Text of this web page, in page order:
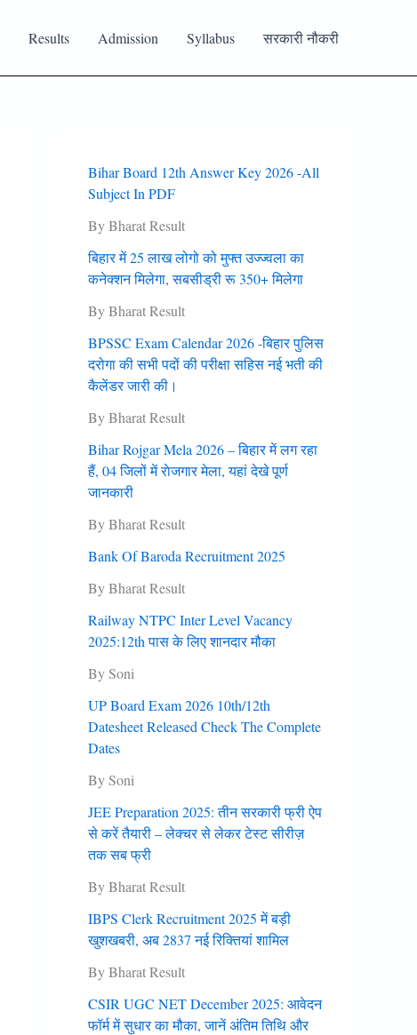
Results Admission Syllabus सरकारी नौकरी
Bihar Board 12th Answer Key 2026 -All
Subject In PDF
By Bharat Result
बिहार में 25 लाख लोगो को मुफ्त उज्‍ज्‍वला का
कनेक्‍शन मिलेगा, सबसीड्री रू 350+ मिलेगा
By Bharat Result
BPSSC Exam Calendar 2026 -बिहार पुलिस
दरोगा की सभी पदों की परीक्षा सहिस नई भती की
कैलेंडर जारी की।
By Bharat Result
Bihar Rojgar Mela 2026 – बिहार में लग रहा
हैं, 04 जिलों में राेजगार मेला, यहां देखे पूर्ण
जानकारी
By Bharat Result
Bank Of Baroda Recruitment 2025
By Bharat Result
Railway NTPC Inter Level Vacancy
2025:12th पास के लिए शानदार मौका
By Soni
UP Board Exam 2026 10th/12th
Datesheet Released Check The Complete
Dates
By Soni
JEE Preparation 2025: तीन सरकारी फ्री ऐप
से करें तैयारी – लेक्चर से लेकर टेस्ट सीरीज़
तक सब फ्री
By Bharat Result
IBPS Clerk Recruitment 2025 में बड़ी
खुशखबरी, अब 2837 नई रिक्तियां शामिल
By Bharat Result
CSIR UGC NET December 2025: आवेदन
फॉर्म में सुधार का मौका, जानें अंतिम तिथि और